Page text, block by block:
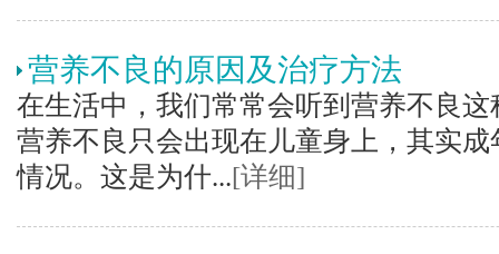
营养不良的原因及治疗方法
在生活中，我们常常会听到营养不良
营养不良只会出现在儿童身上，其实
情况。这是为什...[详细]